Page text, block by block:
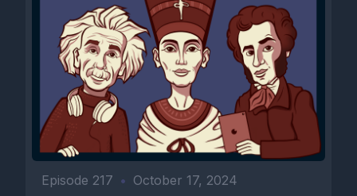
Episode 217 • October 17, 2024